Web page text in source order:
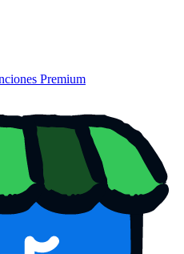
Premium